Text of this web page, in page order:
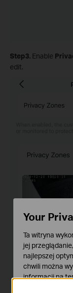
Step3. Enable
edit.
Your
Ta witryna
jej
najlepszej
chwili można
informacji na